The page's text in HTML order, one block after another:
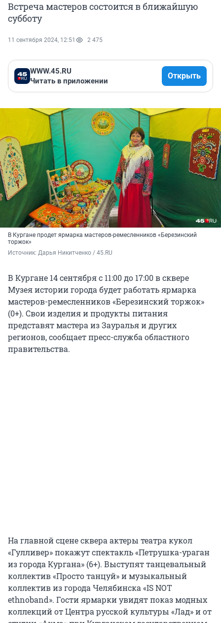
Встреча мастеров состоится в ближайшую
субботу
11 сентября 2024, 12:51 2 475
WWW.45.RU
Читать в приложении
Открыть
В Кургане продет ярмарка мастеров-ремесленников «Березинский
торжок»
Источник: Дарья Никитченко / 45.RU
В Кургане 14 сентября с 11:00 до 17:00 в сквере
Музея истории города будет работать ярмарка
мастеров-ремесленников «Березинский торжок»
(0+). Свои изделия и продукты питания
представят мастера из Зауралья и других
регионов, сообщает пресс-служба областного
правительства.
На главной сцене сквера актеры театра кукол
«Гулливер» покажут спектакль «Петрушка-ураган
из города Кургана» (6+). Выступят танцевальный
коллектив «Просто танцуй» и музыкальный
коллектив из города Челябинска «IS NOT
ethnoband». Гости ярмарки увидят показ модных
коллекций от Центра русской культуры «Лад» и от